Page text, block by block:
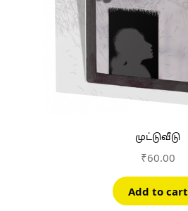
முட்டுவீடு
₹60.00
Add to cart